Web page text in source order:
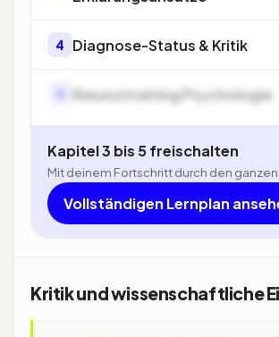
4 Diagnose-Status & Kritik
Klausurtraining Psychologie
Kapitel 3 bis 5 freischalten
Mit deinem Fortschritt durch den ganzen
Vollständigen Lernplan
Kritik und wissenschaftliche